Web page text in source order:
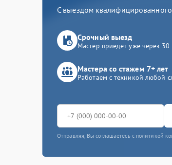
С выездом
Срочный выезд
Мастер приедет уже через 30
Мастера со стажем 7+ лет
Работаем с техникой любой
Отправляя, Вы соглашаетесь с политикой